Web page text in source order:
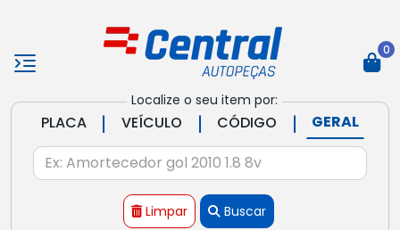
Localize o seu item por:
PLACA | VEÍCULO | CÓDIGO | GERAL
Limpar Buscar
0